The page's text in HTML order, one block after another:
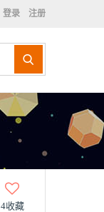
登录 注册
4收藏